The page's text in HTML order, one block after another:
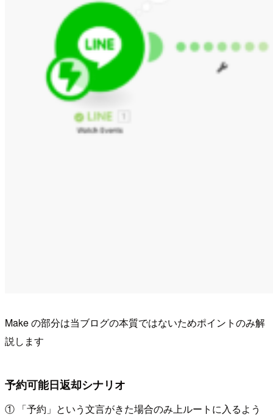
Make の部分は当ブログの本質ではないためポイントのみ解
説します
予約可能日返却シナリオ
① 「予約」という文言がきた場合のみ上ルートに入るよう